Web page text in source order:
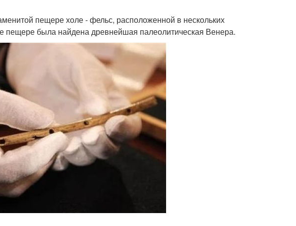
пещере холе - фельс, расположенной в нескольких
пещере была найдена древнейшая палеолитическая Венера.